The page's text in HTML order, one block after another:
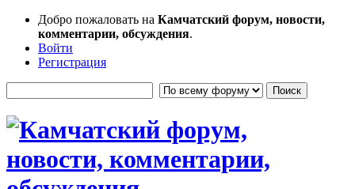
Добро пожаловать на Камчатский форум, новости,
комментарии, обсуждения.
Войти
Регистрация